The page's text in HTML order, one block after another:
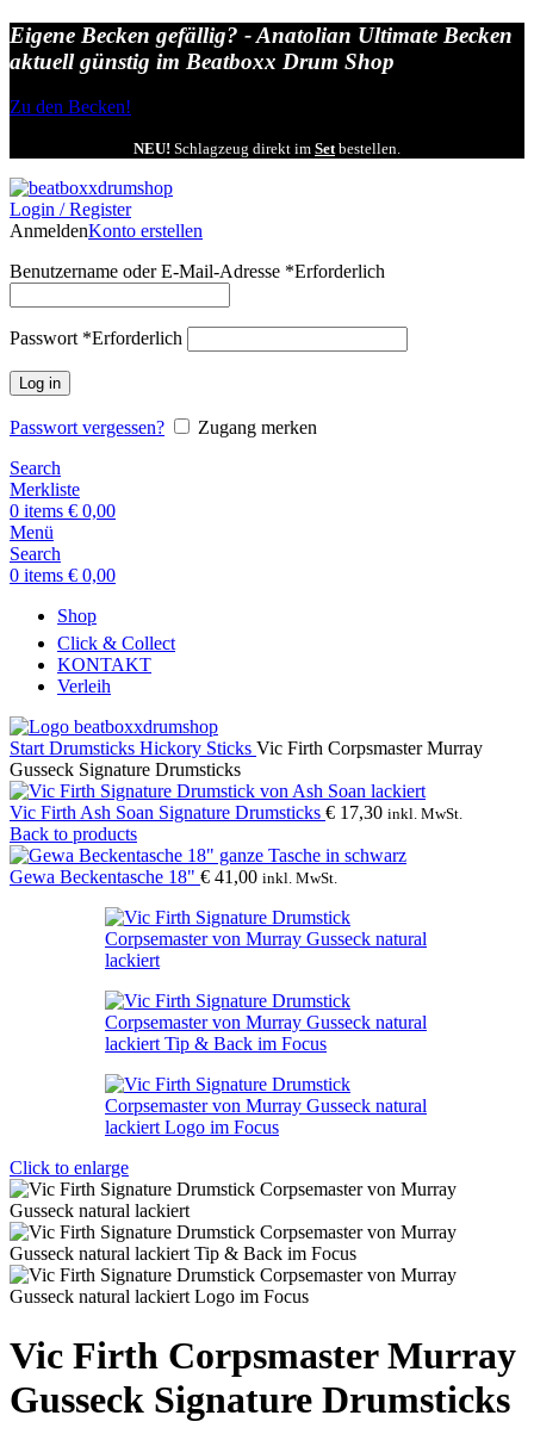
Eigene Becken gefällig? - Anatolian Ultimate Becken
aktuell günstig im Beatboxx Drum Shop
Zu den Becken!
NEU! Schlagzeug direkt im Setbestellen.
Login / Register
AnmeldenKonto erstellen
Benutzername oder E-Mail-Adresse *Erforderlich
Passwort *Erforderlich
Log in
Passwort vergessen?
Zugang merken
Search
Merkliste
0 items € 0,00
Menü
Search
0 items € 0,00
Shop
Click & Collect
KONTAKT
Verleih
StartDrumsticks Hickory Sticks Vic Firth Corpsmaster Murray
Gusseck Signature Drumsticks
Vic Firth Ash Soan Signature Drumsticks € 17,30 inkl. MwSt.
Back to products
Gewa Beckentasche 18" € 41,00 inkl. MwSt.
Click to enlarge
Vic Firth Corpsmaster Murray
Gusseck Signature Drumsticks